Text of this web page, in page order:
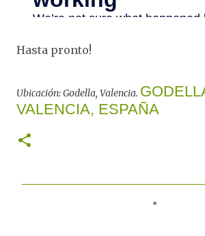
Hasta pronto!
Ubicación: Godella, Valencia.
VALENCIA, ESPAÑA